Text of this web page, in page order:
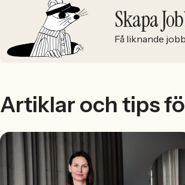
Skapa
Få liknande
Artiklar och tips